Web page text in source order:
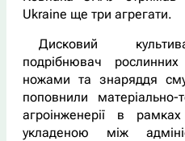
Ukraine ще три агрегати.
Дисковий
подрібнювач
ножами та знаряддя
поповнили матеріально-
агроінженерії в
укладеною між